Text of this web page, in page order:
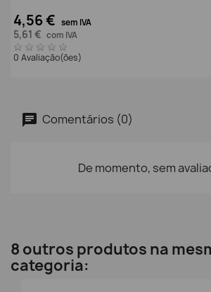
4,56 € sem IVA
5,61 € com IVA
0 Avaliação(ões)
Comentários (0)
De momento, sem
8 outros produtos na
categoria: